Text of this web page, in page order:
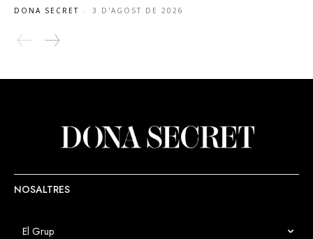
DONA SECRET - 3 D'AGOST DE 2026
NOSALTRES
El Grup